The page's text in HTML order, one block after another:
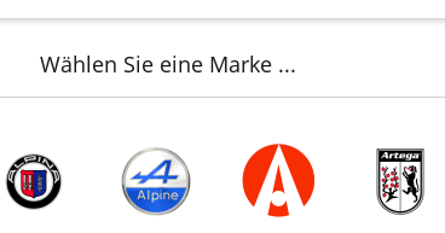
Wählen Sie eine Marke ...